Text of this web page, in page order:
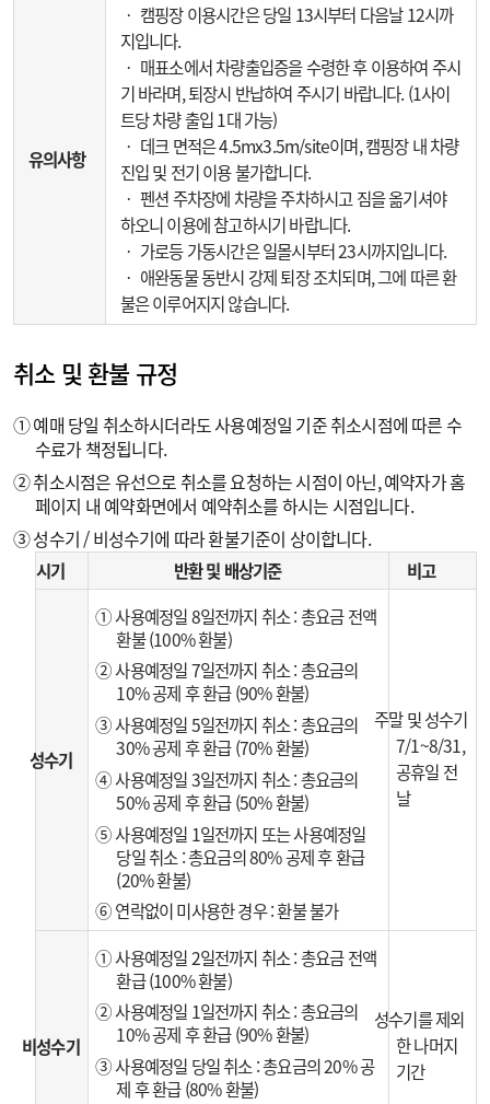
유의사항
‧ 캠핑장 이용시간은 당일 13시부터 다음날 12시까
지입니다.
‧ 매표소에서 차량출입증을 수령한 후 이용하여 주시
기 바라며, 퇴장시 반납하여 주시기 바랍니다. (1사이
트당 차량 출입 1대 가능)
‧ 데크 면적은 4.5mx3.5m/site이며, 캠핑장 내 차량
진입 및 전기 이용 불가합니다.
‧ 펜션 주차장에 차량을 주차하시고 짐을 옮기셔야
하오니 이용에 참고하시기 바랍니다.
‧ 가로등 가동시간은 일몰시부터 23시까지입니다.
‧ 애완동물 동반시 강제 퇴장 조치되며, 그에 따른 환
불은 이루어지지 않습니다.
취소 및 환불 규정
① 예매 당일 취소하시더라도 사용예정일 기준 취소시점에 따른 수
수료가 책정됩니다.
② 취소시점은 유선으로 취소를 요청하는 시점이 아닌, 예약자가 홈
페이지 내 예약화면에서 예약취소를 하시는 시점입니다.
③ 성수기 / 비성수기에 따라 환불기준이 상이합니다.
시기 반환 및 배상기준 비고
성수기
① 사용예정일 8일전까지 취소 : 총요금 전액
환불 (100% 환불)
② 사용예정일 7일전까지 취소 : 총요금의
10% 공제 후 환급 (90% 환불)
③ 사용예정일 5일전까지 취소 : 총요금의
30% 공제 후 환급 (70% 환불)
④ 사용예정일 3일전까지 취소 : 총요금의
50% 공제 후 환급 (50% 환불)
⑤ 사용예정일 1일전까지 또는 사용예정일
당일 취소 : 총요금의 80% 공제 후 환급
(20% 환불)
⑥ 연락없이 미사용한 경우 : 환불 불가
주말 및 성수기
7/1~8/31,
공휴일 전
날
비성수기
① 사용예정일 2일전까지 취소 : 총요금 전액
환급 (100% 환불)
② 사용예정일 1일전까지 취소 : 총요금의
10% 공제 후 환급 (90% 환불)
③ 사용예정일 당일 취소 : 총요금의 20% 공
제 후 환급 (80% 환불)
성수기를 제외
한 나머지
기간